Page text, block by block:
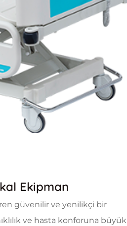
Ekipman
güvenilir ve yenilikçi bir
ve hasta konforuna büyük